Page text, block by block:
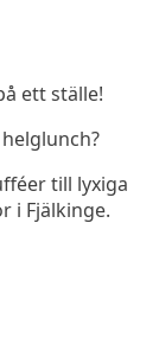
ett ställe!
till lyxiga
i Fjälkinge.